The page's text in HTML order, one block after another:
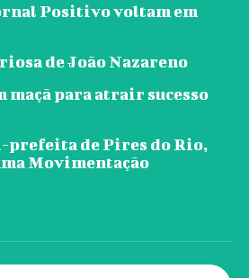
Positivo voltam em
de João Nazareno
maçã para atrair sucesso
prefeita de Pires do Rio,
Movimentação